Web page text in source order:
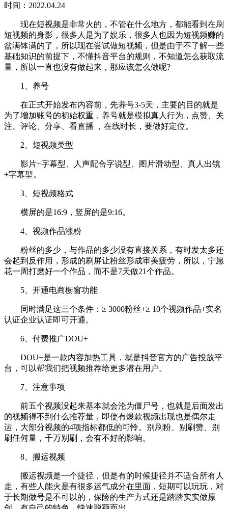
时间：2022.04.24
现在短视频是非常火的，不管在什么地方，都能看到在刷
短视频的身影，很多人是为了娱乐，很多人也因为短视频赚的
盆满钵满的了，所以现在尝试做短视频，但是由于不了解一些
基础知识的前提下，不懂抖音平台的规则，不知道怎么获取流
量，所以一直也没有做起来，那应该怎么做呢?
1、养号
在正式开始发布内容前，先养号3-5天，主要的目的就是
为了增加账号的初始权重，养号就是模拟真人行为，点赞、关
注、评论、分享、看直播 ，在线时长，要做好定位。
2、短视频类型
影片+字幕型、人声配合字说型、图片滑动型、真人出镜
+字幕型。
3、短视频格式
横屏的是16:9，竖屏的是9:16。
4、视频作品涨粉
粉丝的多少，与作品的多少没有直接关系，有时发太多还
会起到反作用，形成的刷屏让粉丝形成审美疲劳，所以，宁愿
花一周打磨好一个作品，而不是7天做21个作品。
5、开通电商橱窗功能
同时满足这三个条件：≥ 3000粉丝+≥ 10个视频作品+实名
认证企业认证即可开通。
6、付费推广DOU+
DOU+是一款内容加热工具，就是抖音官方的广告投放平
台，可以帮我们把视频推荐给更多潜在用户。
7、注意事项
前五个视频没起来基本就会沦为僵尸号，也就是后面发出
的视频得不到什么推荐量，即使有爆款视频出现也是偶尔走
运，大部分视频的4项指标都低的可怜。别刷粉、别刷赞、别
刷任何量，千万别刷，会有不好的影响。
8、搬运视频
搬运视频是一个捷径，但是有的时候捷径并不适合所有人
走，有些人能火是有很多运气成分在里面，短期可以玩玩，对
于长期做号是不可以的，保险的生产方式还是踏踏实实做原